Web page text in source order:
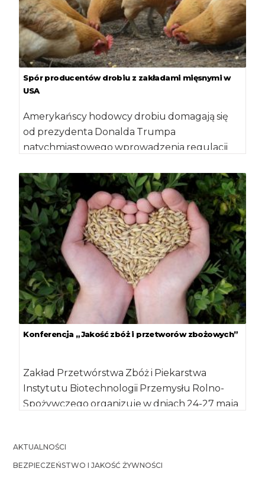
Spór producentów drobiu z zakładami mięsnymi w
USA
Amerykańscy hodowcy drobiu domagają się
od prezydenta Donalda Trumpa
natychmiastowego wprowadzenia regulacji
producentów kurcząt rzeźnych względem
firm […]
Konferencja „Jakość zbóż i przetworów zbożowych”
Zakład Przetwórstwa Zbóż i Piekarstwa
Instytutu Biotechnologii Przemysłu Rolno-
Spożywczego organizuje w dniach 24-27 maja
AKTUALNOŚCI
BEZPIECZEŃSTWO I JAKOŚĆ ŻYWNOŚCI